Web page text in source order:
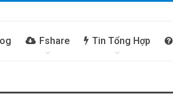
Fshare Tin Tổng Hợp